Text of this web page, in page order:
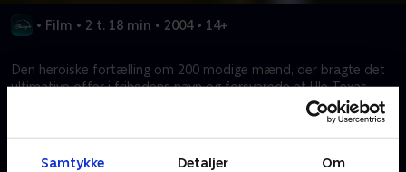
Samtykke Detaljer Om
• Film • 2 t. 18 min • 2004 • 14+
Den heroiske fortælling om 200 modige mænd, der bragte det
ultimative offer i frihedens navn og forsvarede et lille Texas-
Kræver tilkøb